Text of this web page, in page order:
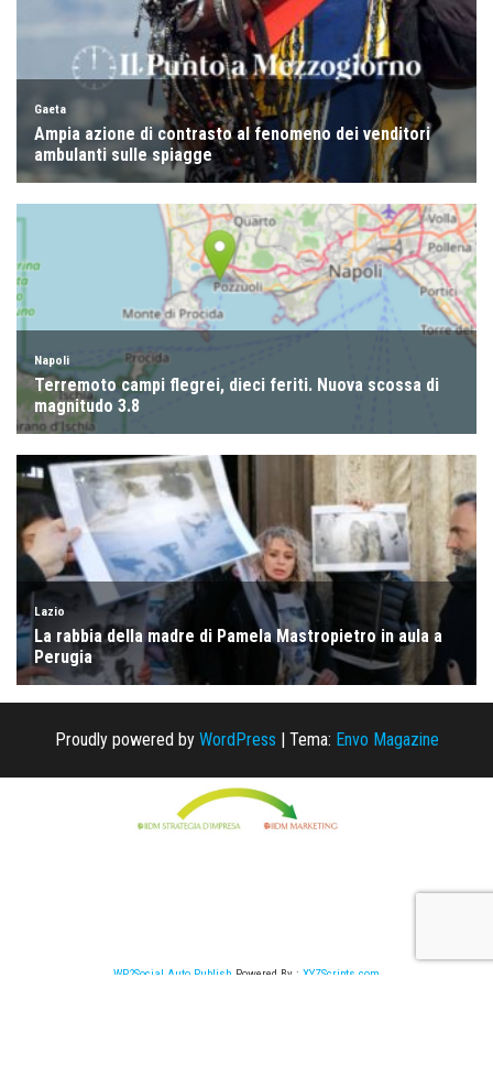
Proudly powered by WordPress Tema: Envo Magazine
WP2Social Auto Publish Powered By : XYZScripts.com